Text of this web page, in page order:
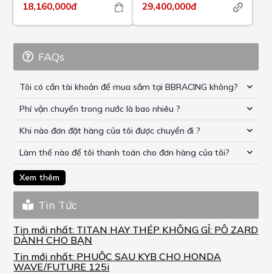
18,160,000đ 29,400,000đ
FAQs
Tôi có cần tài khoản để mua sắm tại BBRACING không?
Phí vận chuyển trong nước là bao nhiêu ?
Khi nào đơn đặt hàng của tôi được chuyển đi ?
Làm thế nào để tôi thanh toán cho đơn hàng của tôi?
Xem thêm
Tin Tức
Tin mới nhất: TITAN HAY THÉP KHÔNG GỈ: PÔ ZARD
DÀNH CHO BẠN
Tin mới nhất: PHUỘC SAU KYB CHO HONDA
WAVE/FUTURE 125i